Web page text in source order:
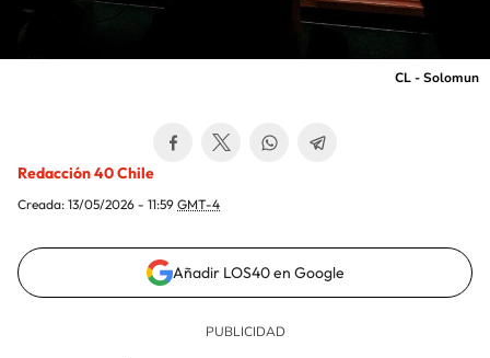
CL - Solomun
Redacción 40 Chile
Creada: 13/05/2026 - 11:59 GMT-4
Añadir LOS40 en Google